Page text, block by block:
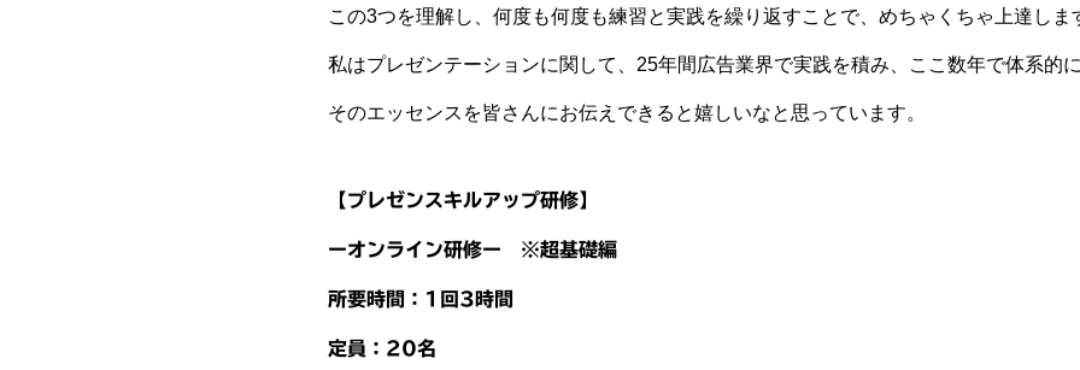
この3つを理解し、何度も何度も練習と実践を繰り返すことで、めちゃくちゃ上達しま
私はプレゼンテーションに関して、25年間広告業界で実践を積み、ここ数年で体系的
そのエッセンスを皆さんにお伝えできると嬉しいなと思っています。
【プレゼンスキルアップ研修】
ーオンライン研修ー ※超基礎編
所要時間：1回3時間
定員：20名